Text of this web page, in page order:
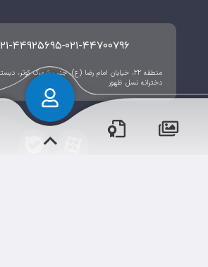
منطقه ۲۲، خیابان امام رضا (ع)، جنب شهرک کوثر،
دخترانه نسل ظهور
۰۲۱-۴۴۷۰۰۷۹۶-۰۲۱-